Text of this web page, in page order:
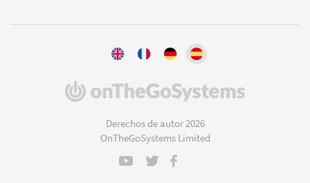
(se
Derechos de autor 2026
OnTheGoSystems Limited